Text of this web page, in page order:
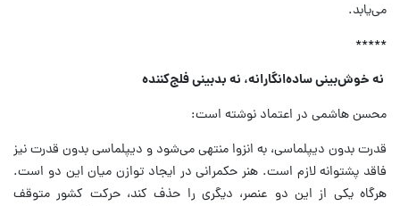
می‌یابد.
*****
نه خوش‌بینی ساده‌انگارانه، نه بدبینی فلج‌کننده
محسن هاشمی در اعتماد نوشته است:
قدرت بدون دیپلماسی، به انزوا منتهی می‌شود و دیپلماسی بدون قدرت نیز
فاقد پشتوانه لازم است. هنر حکمرانی در ایجاد توازن میان این دو است.
هرگاه یکی از این دو عنصر، دیگری را حذف کند، حرکت کشور متوقف